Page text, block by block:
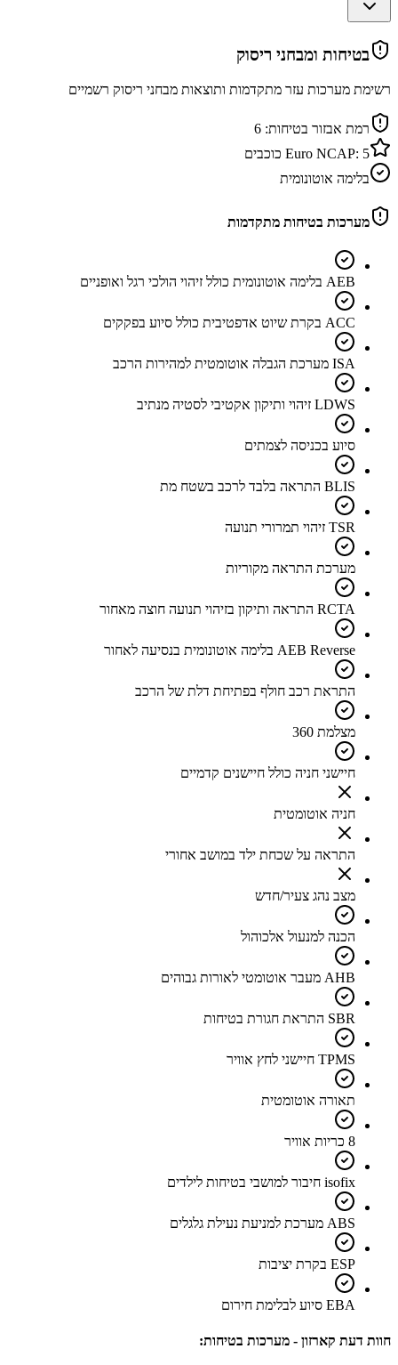
בטיחות ומבחני ריסוק
רשימת מערכות עזר מתקדמות ותוצאות מבחני ריסוק רשמיים
רמת אבזור בטיחות: 6
Euro NCAP: 5
כוכבים
בלימה אוטונומית
מערכות בטיחות מתקדמות
AEB בלימה אוטונומית כולל זיהוי הולכי רגל ואופניים
ACC בקרת שיוט אדפטיבית כולל סיוע בפקקים
ISA מערכת הגבלה אוטומטית למהירות הרכב
LDWS זיהוי ותיקון אקטיבי לסטיה מנתיב
סיוע בכניסה לצמתים
BLIS התראה בלבד לרכב בשטח מת
TSR זיהוי תמרורי תנועה
מערכת התראה מקוריות
RCTA התראה ותיקון בזיהוי תנועה חוצה מאחור
AEB Reverse בלימה אוטונומית בנסיעה לאחור
התראת רכב חולף בפתיחת דלת של הרכב
מצלמת 360
חיישני חניה כולל חיישנים קדמיים
חניה אוטומטית
התראה על שכחת ילד במושב אחורי
מצב נהג צעיר/חדש
הכנה למנעול אלכוהול
AHB מעבר אוטומטי לאורות גבוהים
SBR התראת חגורת בטיחות
TPMS חיישני לחץ אוויר
תאורה אוטומטית
8 כריות אוויר
isofix חיבור למושבי בטיחות לילדים
ABS מערכת למניעת נעילת גלגלים
ESP בקרת יציבות
EBA סיוע לבלימת חירום
חוות דעת קארזון - מערכות בטיחות: